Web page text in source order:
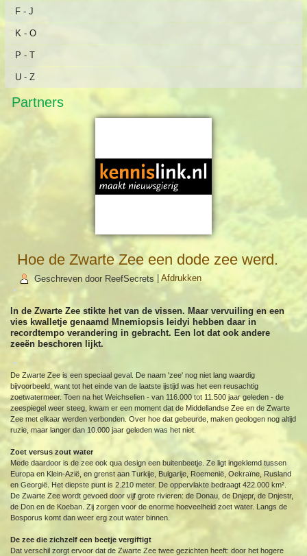
F - J
K - O
P - T
U - Z
Partners
Hoe de Zwarte Zee een dode zee werd.
Geschreven door ReefSecrets |Afdrukken
In de Zwarte Zee stikte het van de vissen. Maar vervuiling en een
vies kwalletje genaamd Mnemiopsis leidyi hebben daar in
recordtempo verandering in gebracht. Een lot dat ook andere
zeeën beschoren lijkt.
De Zwarte Zee is een speciaal geval. De naam 'zee' nog niet lang waardig
bijvoorbeeld, want tot het einde van de laatste ijstijd was het een reusachtig
zoetwatermeer. Toen na het Weichselien - van 116.000 tot 11.500 jaar geleden - de
zeespiegel weer steeg, kwam er een moment dat de Middellandse Zee en de Zwarte
Zee met elkaar werden verbonden. Over hoe dat gebeurde, maken geologen nog altijd
ruzie, maar langer dan 10.000 jaar geleden was het niet.
Zoet versus zout water
Mede daardoor is de zee ook qua design een buitenbeetje. Ze ligt ingeklemd tussen
Europa en Klein-Azië, en grenst aan Turkije, Bulgarije, Roemenië, Oekraïne, Rusland
en Georgië. Het diepste punt is 2.210 meter. De oppervlakte bedraagt 422.000 km².
De Zwarte Zee wordt gevoed door vijf grote rivieren: de Donau, de Dnjepr, de Dnjestr,
de Don en de Koeban. Zij zorgen voor de enorme hoeveelheid zoet water. Langs de
Bosporus komt dan weer erg zout water binnen.
De zee die zichzelf een beetje vergiftigt
Dat verschil zorgt ervoor dat de Zwarte Zee twee gezichten heeft: door het hogere